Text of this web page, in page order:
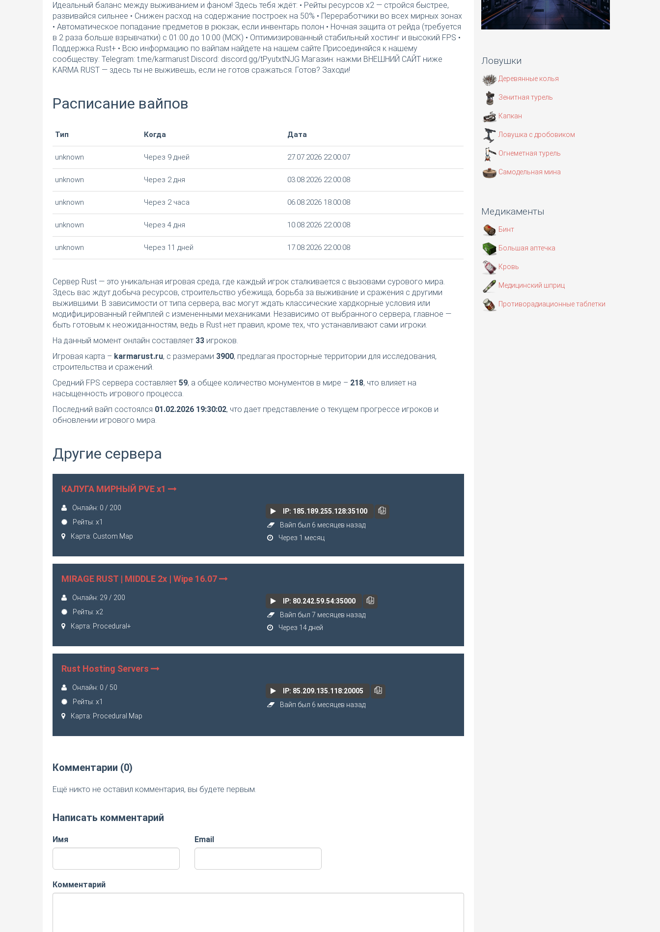
Идеальный баланс между выживанием и фаном! Здесь тебя ждёт: • Рейты ресурсов x2 — стройся быстрее,
развивайся сильнее • Снижен расход на содержание построек на 50% • Переработчики во всех мирных зонах
• Автоматическое попадание предметов в рюкзак, если инвентарь полон • Ночная защита от рейда (требуется
в 2 раза больше взрывчатки) с 01:00 до 10:00 (МСК) • Оптимизированный стабильный хостинг и высокий FPS •
Поддержка Rust+ • Всю информацию по вайпам найдете на нашем сайте Присоединяйся к нашему
сообществу: Telegram: t.me/karmarust Discord: discord.gg/tPyutxtNJG Магазин: нажми ВНЕШНИЙ САЙТ ниже
KARMA RUST — здесь ты не выживешь, если не готов сражаться. Готов? Заходи!
Расписание вайпов
Тип Когда Дата
unknown Через 9 дней 27.07.2026 22:00:07
unknown Через 2 дня 03.08.2026 22:00:08
unknown Через 2 часа 06.08.2026 18:00:08
unknown Через 4 дня 10.08.2026 22:00:08
unknown Через 11 дней 17.08.2026 22:00:08
Сервер Rust — это уникальная игровая среда, где каждый игрок сталкивается с вызовами сурового мира.
Здесь вас ждут добыча ресурсов, строительство убежища, борьба за выживание и сражения с другими
выжившими. В зависимости от типа сервера, вас могут ждать классические хардкорные условия или
модифицированный геймплей с измененными механиками. Независимо от выбранного сервера, главное —
быть готовым к неожиданностям, ведь в Rust нет правил, кроме тех, что устанавливают сами игроки.
На данный момент онлайн составляет 33 игроков.
Игровая карта – karmarust.ru, с размерами 3900, предлагая просторные территории для исследования,
строительства и сражений.
Средний FPS сервера составляет 59, а общее количество монументов в мире – 218, что влияет на
насыщенность игрового процесса.
Последний вайп состоялся 01.02.2026 19:30:02, что дает представление о текущем прогрессе игроков и
обновлении игрового мира.
Другие сервера
КАЛУГА МИРНЫЙ PVE х1
Онлайн: 0 / 200
Рейты: x1
Карта: Custom Map
IP: 185.189.255.128:35100
Вайп был 6 месяцев назад
Через 1 месяц
MIRAGE RUST | MIDDLE 2x | Wipe 16.07
Онлайн: 29 / 200
Рейты: x2
Карта: Procedural+
IP: 80.242.59.54:35000
Вайп был 7 месяцев назад
Через 14 дней
Rust Hosting Servers
Онлайн: 0 / 50
Рейты: x1
Карта: Procedural Map
IP: 85.209.135.118:20005
Вайп был 6 месяцев назад
Комментарии (0)
Ещё никто не оставил комментария, вы будете первым.
Написать комментарий
Имя Email
Комментарий
Ловушки
Деревянные колья
Зенитная турель
Капкан
Ловушка с дробовиком
Огнеметная турель
Самодельная мина
Медикаменты
Бинт
Большая аптечка
Кровь
Медицинский шприц
Противорадиационные таблетки